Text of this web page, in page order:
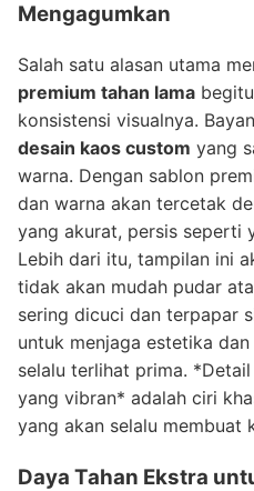
Mengagumkan
Salah satu alasan utama
premium tahan lama
konsistensi visualnya.
desain kaos custom yang
warna. Dengan sablon
dan warna akan tercetak
yang akurat, persis seperti
Lebih dari itu, tampilan ini
tidak akan mudah pudar
sering dicuci dan terpapar
untuk menjaga estetika
selalu terlihat prima.
yang vibran* adalah ciri
yang akan selalu membuat
Daya Tahan Ekstra